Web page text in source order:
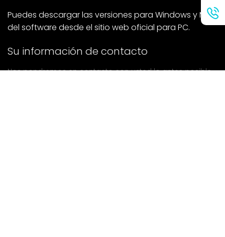
Puedes descargar las versiones para Windows y Mac
del software desde el sitio web oficial para PC.
Su información de contacto
Nos pondremos en contacto con usted lo antes posible.